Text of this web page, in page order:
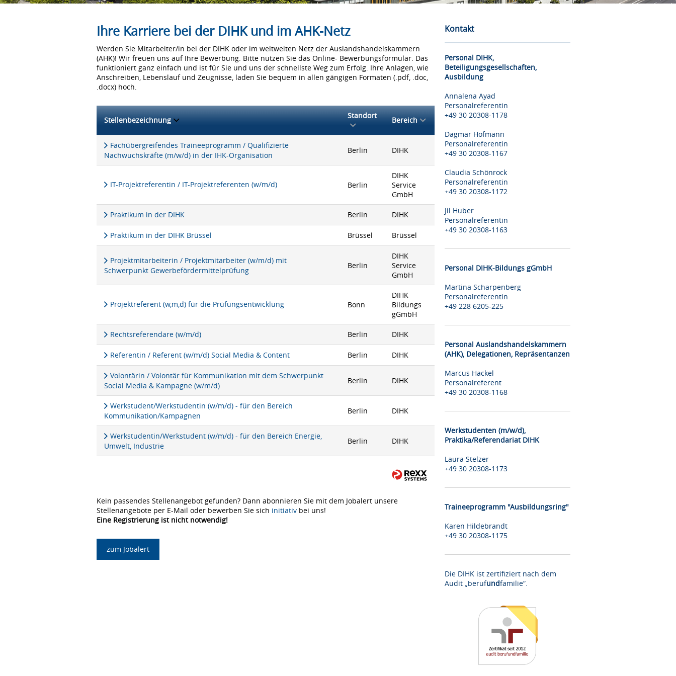
Ihre Karriere bei der DIHK und im AHK-Netz
Werden Sie Mitarbeiter/in bei der DIHK oder im weltweiten Netz der Auslandshandelskammern
(AHK)! Wir freuen uns auf Ihre Bewerbung. Bitte nutzen Sie das Online- Bewerbungsformular. Das
funktioniert ganz einfach und ist für Sie und uns der schnellste Weg zum Erfolg. Ihre Anlagen, wie
Anschreiben, Lebenslauf und Zeugnisse, laden Sie bequem in allen gängigen Formaten (.pdf, .doc,
.docx) hoch.
Stellenbezeichnung Standort Bereich
Fachübergreifendes Traineeprogramm / Qualifizierte
Nachwuchskräfte (m/w/d) in der IHK-Organisation
Berlin DIHK
IT-Projektreferentin / IT-Projektreferenten (w/m/d) Berlin
DIHK
Service
GmbH
Praktikum in der DIHK Berlin DIHK
Praktikum in der DIHK Brüssel Brüssel Brüssel
Projektmitarbeiterin / Projektmitarbeiter (w/m/d) mit
Schwerpunkt Gewerbefördermittelprüfung
Berlin
DIHK
Service
GmbH
Projektreferent (w,m,d) für die Prüfungsentwicklung Bonn
DIHK
Bildungs
gGmbH
Rechtsreferendare (w/m/d) Berlin DIHK
Referentin / Referent (w/m/d) Social Media & Content Berlin DIHK
Volontärin / Volontär für Kommunikation mit dem Schwerpunkt
Social Media & Kampagne (w/m/d)
Berlin DIHK
Werkstudent/Werkstudentin (w/m/d) - für den Bereich
Kommunikation/Kampagnen
Berlin DIHK
Werkstudentin/Werkstudent (w/m/d) - für den Bereich Energie,
Umwelt, Industrie
Berlin DIHK
Kein passendes Stellenangebot gefunden? Dann abonnieren Sie mit dem Jobalert unsere
Stellenangebote per E-Mail oder bewerben Sie sich initiativ bei uns!
Eine Registrierung ist nicht notwendig!
zum Jobalert
Kontakt
Personal DIHK,
Beteiligungsgesellschaften,
Ausbildung
Annalena Ayad
Personalreferentin
+49 30 20308-1178
Dagmar Hofmann
Personalreferentin
+49 30 20308-1167
Claudia Schönrock
Personalreferentin
+49 30 20308-1172
Jil Huber
Personalreferentin
+49 30 20308-1163
Personal DIHK-Bildungs gGmbH
Martina Scharpenberg
Personalreferentin
+49 228 6205-225
Personal Auslandshandelskammern
(AHK), Delegationen, Repräsentanzen
Marcus Hackel
Personalreferent
+49 30 20308-1168
Werkstudenten (m/w/d),
Praktika/Referendariat DIHK
Laura Stelzer
+49 30 20308-1173
Traineeprogramm "Ausbildungsring"
Karen Hildebrandt
+49 30 20308-1175
Die DIHK ist zertifiziert nach dem
Audit „berufundfamilie“.